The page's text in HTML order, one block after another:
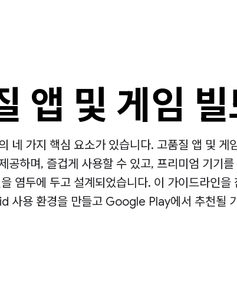
앱 및 게임
네 가지 핵심 요소가 있습니다. 고품질 앱 및 게
공하며, 즐겁게 사용할 수 있고, 프리미엄 기기를
염두에 두고 설계되었습니다. 이 가이드라인을
사용 환경을 만들고 Google Play에서 추천될